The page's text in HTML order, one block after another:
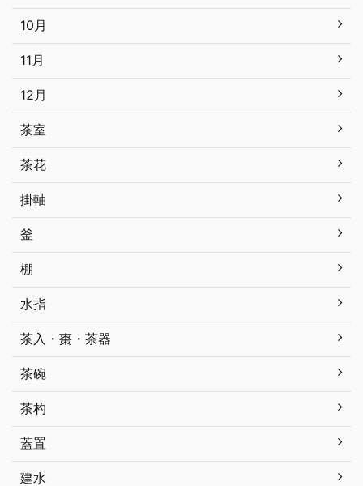
10月
11月
12月
茶室
茶花
掛軸
釜
棚
水指
茶入・棗・茶器
茶碗
茶杓
蓋置
建水